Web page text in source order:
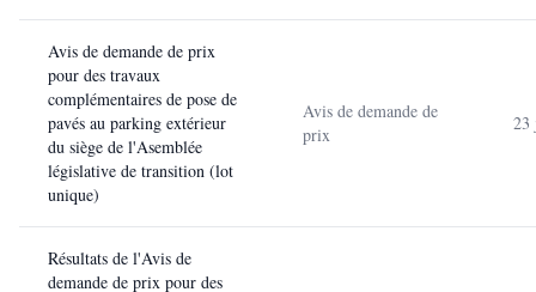
Avis de demande de prix
pour des travaux
complémentaires de pose de
pavés au parking extérieur
du siège de l'Asemblée
législative de transition (lot
unique)
Avis de demande de
prix
23
Résultats de l'Avis de
demande de prix pour des